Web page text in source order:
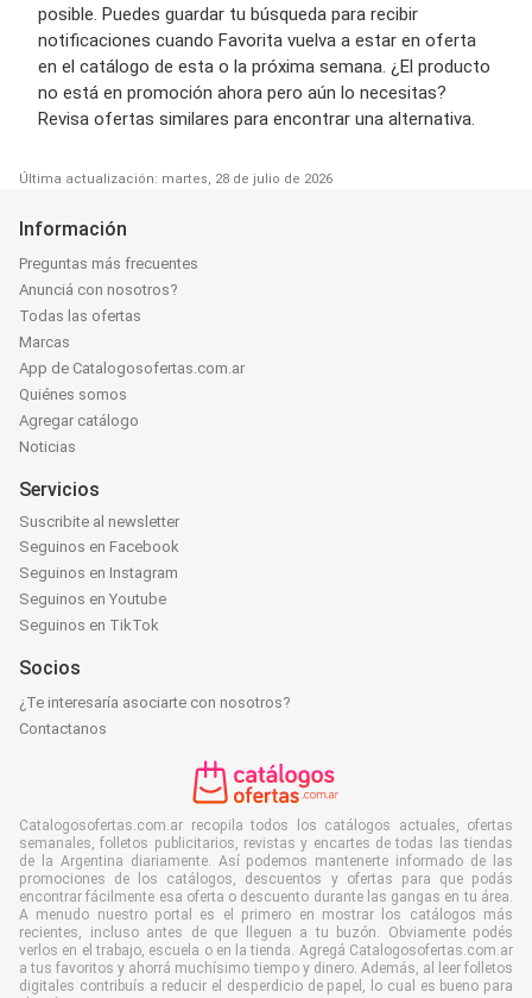
posible. Puedes guardar tu búsqueda para recibir
notificaciones cuando Favorita vuelva a estar en oferta
en el catálogo de esta o la próxima semana. ¿El producto
no está en promoción ahora pero aún lo necesitas?
Revisa ofertas similares para encontrar una alternativa.
Última actualización: martes, 28 de julio de 2026
Información
Preguntas más frecuentes
Anunciá con nosotros?
Todas las ofertas
Marcas
App de Catalogosofertas.com.ar
Quiénes somos
Agregar catálogo
Noticias
Servicios
Suscribite al newsletter
Seguinos en Facebook
Seguinos en Instagram
Seguinos en Youtube
Seguinos en TikTok
Socios
¿Te interesaría asociarte con nosotros?
Contactanos
Catalogosofertas.com.ar recopila todos los catálogos actuales, ofertas
semanales, folletos publicitarios, revistas y encartes de todas las tiendas
de la Argentina diariamente. Así podemos mantenerte informado de las
promociones de los catálogos, descuentos y ofertas para que podás
encontrar fácilmente esa oferta o descuento durante las gangas en tu área.
A menudo nuestro portal es el primero en mostrar los catálogos más
recientes, incluso antes de que lleguen a tu buzón. Obviamente podés
verlos en el trabajo, escuela o en la tienda. Agregá Catalogosofertas.com.ar
a tus favoritos y ahorrá muchísimo tiempo y dinero. Además, al leer folletos
digitales contribuís a reducir el desperdicio de papel, lo cual es bueno para